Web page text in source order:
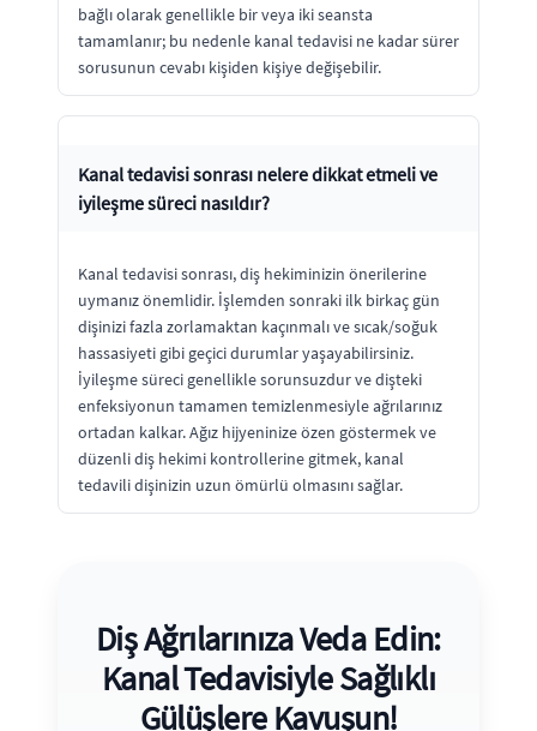
bağlı olarak genellikle bir veya iki seansta
tamamlanır; bu nedenle kanal tedavisi ne kadar sürer
sorusunun cevabı kişiden kişiye değişebilir.
Kanal tedavisi sonrası nelere dikkat etmeli ve
iyileşme süreci nasıldır?
Kanal tedavisi sonrası, diş hekiminizin önerilerine
uymanız önemlidir. İşlemden sonraki ilk birkaç gün
dişinizi fazla zorlamaktan kaçınmalı ve sıcak/soğuk
hassasiyeti gibi geçici durumlar yaşayabilirsiniz.
İyileşme süreci genellikle sorunsuzdur ve dişteki
enfeksiyonun tamamen temizlenmesiyle ağrılarınız
ortadan kalkar. Ağız hijyeninize özen göstermek ve
düzenli diş hekimi kontrollerine gitmek, kanal
tedavili dişinizin uzun ömürlü olmasını sağlar.
Diş Ağrılarınıza Veda Edin:
Kanal Tedavisiyle Sağlıklı
Gülüşlere Kavuşun!